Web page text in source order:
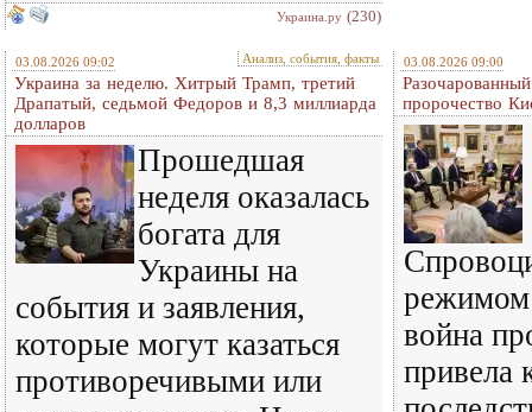
Украина.ру (230)
03.08.2026 09:02 Анализ, события, факты
Украина за неделю. Хитрый Трамп, третий
Драпатый, седьмой Федоров и 8,3 миллиарда
долларов
Прошедшая
неделя оказалась
богата для
Украины на
события и заявления,
которые могут казаться
противоречивыми или
03.08.2026 09:00
пророчество
режимом
война
привела